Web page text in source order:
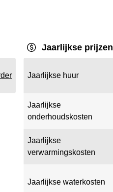
Jaarlijkse prijzen
Jaarlijkse huur
Jaarlijkse
onderhoudskosten
Jaarlijkse
verwarmingskosten
Jaarlijkse waterkosten